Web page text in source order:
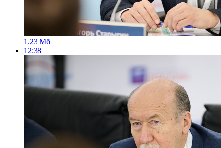
1.23 Мб
12:38